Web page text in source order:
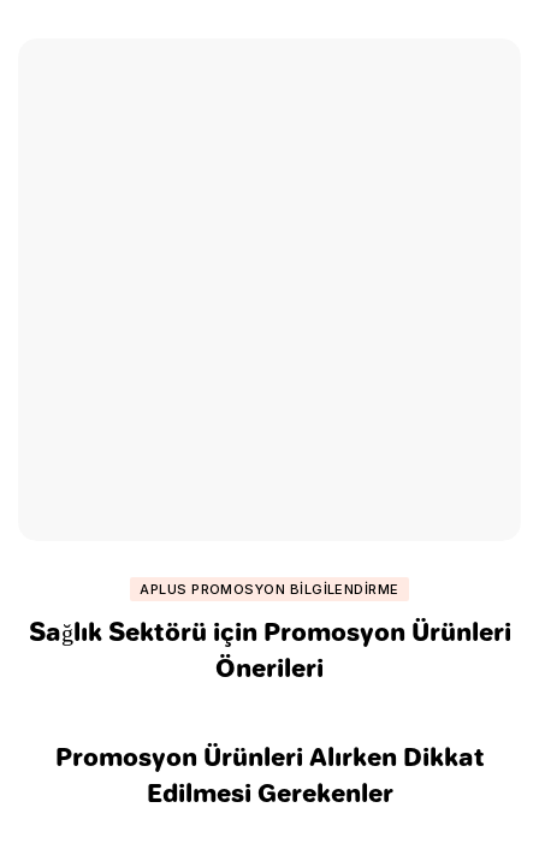
APLUS PROMOSYON BILGILENDIRME
Sağlık Sektörü için Promosyon Ürünleri
Önerileri
Promosyon Ürünleri Alırken Dikkat
Edilmesi Gerekenler